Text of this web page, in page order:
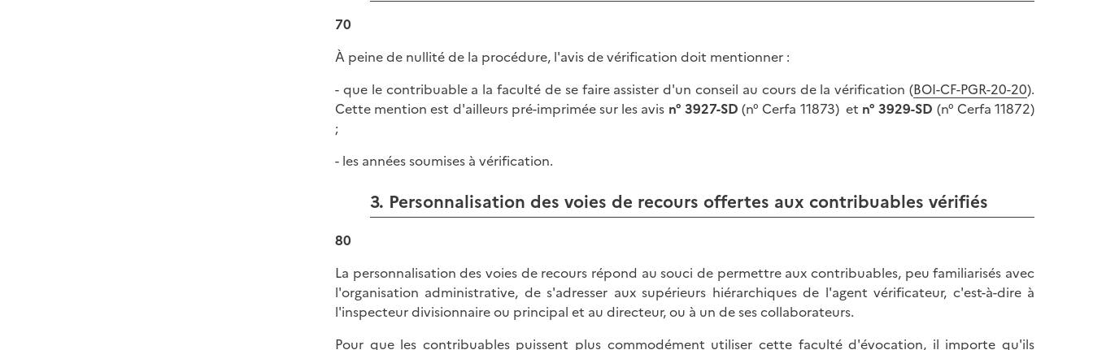
70
À peine de nullité de la procédure, l'avis de vérification doit mentionner :
- que le contribuable a la faculté de se faire assister d'un conseil au cours de la vérification (BOI-CF-PGR-20-20).
Cette mention est d'ailleurs pré-imprimée sur les avis n° 3927-SD (n° Cerfa 11873) et n° 3929-SD (n° Cerfa 11872)
;
- les années soumises à vérification.
3. Personnalisation des voies de recours offertes aux contribuables vérifiés
80
La personnalisation des voies de recours répond au souci de permettre aux contribuables, peu familiarisés avec
l'organisation administrative, de s'adresser aux supérieurs hiérarchiques de l'agent vérificateur, c'est-à-dire à
l'inspecteur divisionnaire ou principal et au directeur, ou à un de ses collaborateurs.
Pour que les contribuables puissent plus commodément utiliser cette faculté d'évocation, il importe qu'ils